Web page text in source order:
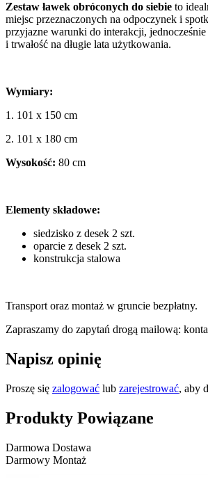
Zestaw ławek obróconych do siebie to
miejsc przeznaczonych na odpoczynek i
przyjazne warunki do interakcji,
i trwałość na długie lata użytkowania.
Wymiary:
1. 101 x 150 cm
2. 101 x 180 cm
Wysokość: 80 cm
Elementy składowe:
siedzisko z desek 2 szt.
oparcie z desek 2 szt.
konstrukcja stalowa
Transport oraz montaż w gruncie bezpłatny.
Zapraszamy do zapytań drogą mailową:
Napisz opinię
Proszę się zalogować lub zarejestrować, aby
Produkty Powiązane
Darmowa Dostawa
Darmowy Montaż